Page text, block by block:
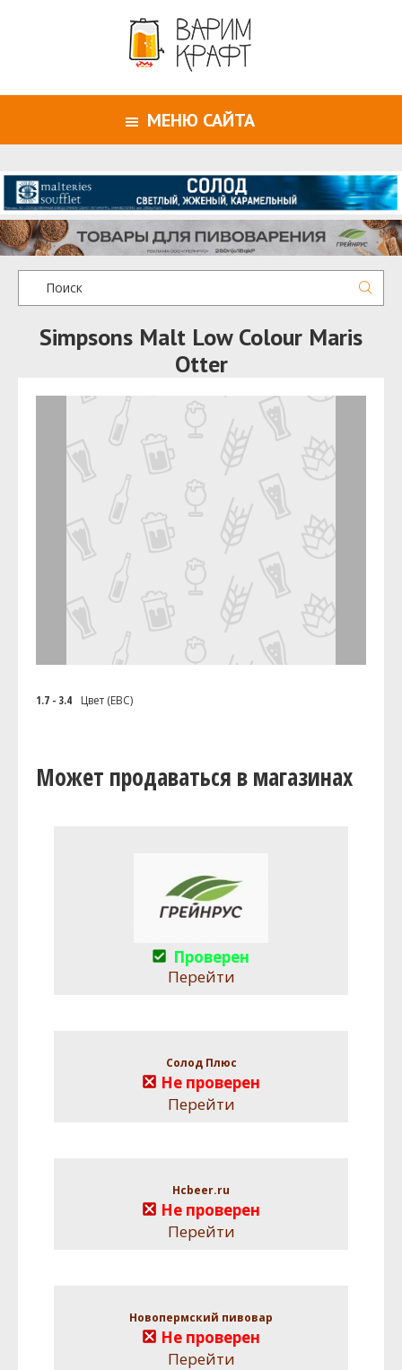
МЕНЮ САЙТА
Simpsons Malt Low Colour Maris
Otter
1.7 - 3.4 Цвет (EBC)
Может продаваться в магазинах
Проверен
Перейти
Солод Плюс
Не проверен
Перейти
Hcbeer.ru
Не проверен
Перейти
Новопермский пивовар
Не проверен
Перейти